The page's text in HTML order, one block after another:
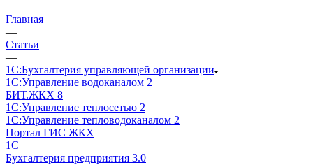
Главная
—
Статьи
—
1С:Бухгалтерия управляющей организации
1С:Управление водоканалом 2
БИТ.ЖКХ 8
1С:Управление теплосетью 2
1С:Управление тепловодоканалом 2
Портал ГИС ЖКХ
1С
Бухгалтерия предприятия 3.0